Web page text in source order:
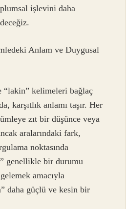
işlevini daha
Anlam ve Duygusal
“lakin” kelimeleri bağlaç
karşıtlık anlamı taşır. Her
zıt bir düşünce veya
aralarındaki fark,
noktasında
genellikle bir durumu
amacıyla
daha güçlü ve kesin bir